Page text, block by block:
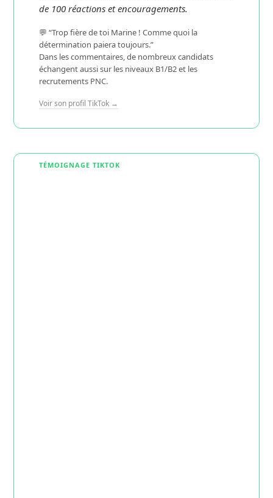
de 100 réactions et encouragements.
💬 “Trop fière de toi Marine ! Comme quoi la
détermination paiera toujours.”
Dans les commentaires, de nombreux candidats
échangent aussi sur les niveaux B1/B2 et les
recrutements PNC.
Voir son profil TikTok →
TÉMOIGNAGE TIKTOK